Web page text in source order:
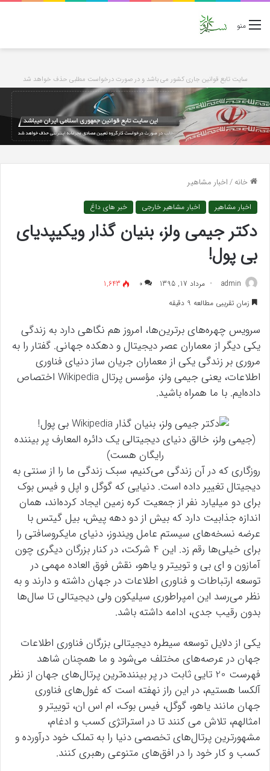
منو
سایت تابع قوانین جاری کشور می باشد و در صورت درخواست مطلبی حذف خواهد شد
خانه/اخبار مشاهیر
اخبار مشاهیر اخبار مشاهیر خارجی خبر های داغ
دکتر جیمی ولز، بنیان گذار ویکیپدیای
بی پول!
admin مرداد 17, 1395 ۰
1,643
زمان تقریبی مطالعه 9 دقیقه
سرویس چهره‌های برترین‌ها، امروز هم نگاهی دارد به زندگی
یکی دیگر از معماران عصر دیجیتال و دهکده جهانی. گفتار را به
مروری بر زندگی یکی از معماران جریان ساز دنیای فناوری
اطلاعات، یعنی جیمی ولز، مؤسس پرتال Wikipedia اختصاص
داده‌ایم. با ما همراه باشید.
(جیمی ولز، خالق دنیای دیجیتالی یک دائره المعارف پر بیننده
رایگان هست)
روزگاری که در آن زندگی می‌کنیم، سبک زندگی ما را از سنتی به
دیجیتال تغییر داده است. دنیایی که گوگل و اپل و فیس بوک
برای دو میلیارد نفر از جمعیت کره زمین ایجاد کرده‌اند، همان
اندازه جذابیت دارد که بیش از دو دهه پیش، بیل گیتس با
عرضه نسخه‌های سیستم عامل ویندوز، دنیای مایکروسافتی را
برای خیلی‌ها رقم زد. این 4 شرکت، در کنار بزرگان دیگری چون
آمازون و ای بی و توییتر و یاهو، نقش فوق العاده مهمی در
توسعه ارتباطات و فناوری اطلاعات در جهان داشته و دارند و به
نظر می‌رسد این امپراطوری سیلیکون ولی دیجیتالی تا سال‌ها
بدون رقیب جدی، ادامه داشته باشد.
یکی از دلایل توسعه سیطره دیجیتالی بزرگان فناوری اطلاعات
جهان در عرصه‌های مختلف می‌شود و ما همچنان شاهد
فهرست 20 تایی ثابت در پر بیننده‌ترین پرتال‌های جهان از نظر
آلکسا هستیم، در این راز نهفته است که غول‌های فناوری
جهان مانند یاهو، گوگل، فیس بوک، ام اس ان، توییتر و
امثالهم، تلاش می کنند تا در استراتژی کسب و ادغام،
مشهورترین پرتال‌های تخصصی دنیا را به تملک خود درآورده و
کسب و کار خود را در افق‌های متنوعی رهبری کنند.